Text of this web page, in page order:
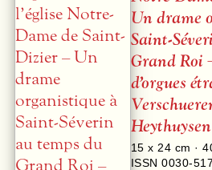
Un drame
Saint-
Grand Roi
d’orgues
15 x 24 cm ·
ISSN 0030-